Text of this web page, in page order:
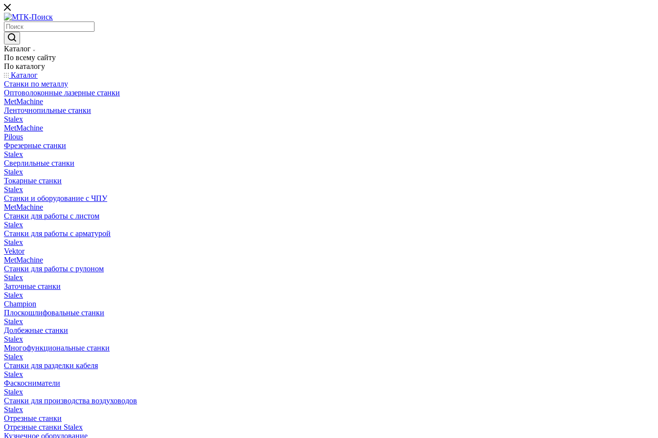
Каталог
По всему сайту
По каталогу
Каталог
Станки по металлу
Оптоволоконные лазерные станки
MetMachine
Ленточнопильные станки
Stalex
MetMachine
Pilous
Фрезерные станки
Stalex
Сверлильные станки
Stalex
Токарные станки
Stalex
Станки и оборудование с ЧПУ
MetMachine
Станки для работы с листом
Stalex
Станки для работы с арматурой
Stalex
Vektor
MetMachine
Станки для работы с рулоном
Stalex
Заточные станки
Stalex
Champion
Плоскошлифовальные станки
Stalex
Долбежные станки
Stalex
Многофункциональные станки
Stalex
Станки для разделки кабеля
Stalex
Фаскосниматели
Stalex
Станки для производства воздуховодов
Stalex
Отрезные станки
Отрезные станки Stalex
Кузнечное оборудование